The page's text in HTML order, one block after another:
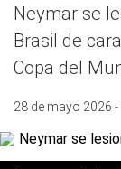
Neymar se
Brasil de
Copa del
28 de mayo 2026